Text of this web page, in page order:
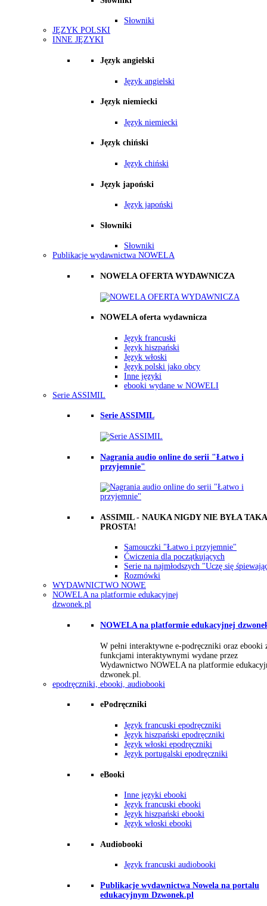
Słowniki
JĘZYK POLSKI
INNE JĘZYKI
Język angielski
Język angielski
Język niemiecki
Język niemiecki
Język chiński
Język chiński
Język japoński
Język japoński
Słowniki
Słowniki
Publikacje wydawnictwa NOWELA
NOWELA OFERTA WYDAWNICZA
NOWELA oferta wydawnicza
Język francuski
Język hiszpański
Język włoski
Język polski jako obcy
Inne języki
ebooki wydane w NOWELI
Serie ASSIMIL
Serie ASSIMIL
Nagrania audio online do serii "Łatwo i
przyjemnie"
ASSIMIL - NAUKA NIGDY NIE BYŁA TAKA
PROSTA!
Samouczki "Łatwo i przyjemnie"
Ćwiczenia dla początkujących
Serie na najmłodszych "Uczę się
Rozmówki
WYDAWNICTWO NOWE
NOWELA na platformie edukacyjnej
dzwonek.pl
NOWELA na platformie edukacyjnej
W pełni interaktywne e-podręczniki oraz ebooki
funkcjami interaktywnymi wydane przez
Wydawnictwo NOWELA na platformie
dzwonek.pl.
epodręczniki, ebooki, audiobooki
ePodręczniki
Język francuski epodręczniki
Język hiszpański epodręczniki
Język włoski epodręczniki
Język portugalski epodręczniki
eBooki
Inne języki ebooki
Język francuski ebooki
Język hiszpański ebooki
Język włoski ebooki
Audiobooki
Język francuski audiobooki
Publikacje wydawnictwa Nowela na portalu
edukacyjnym Dzwonek.pl